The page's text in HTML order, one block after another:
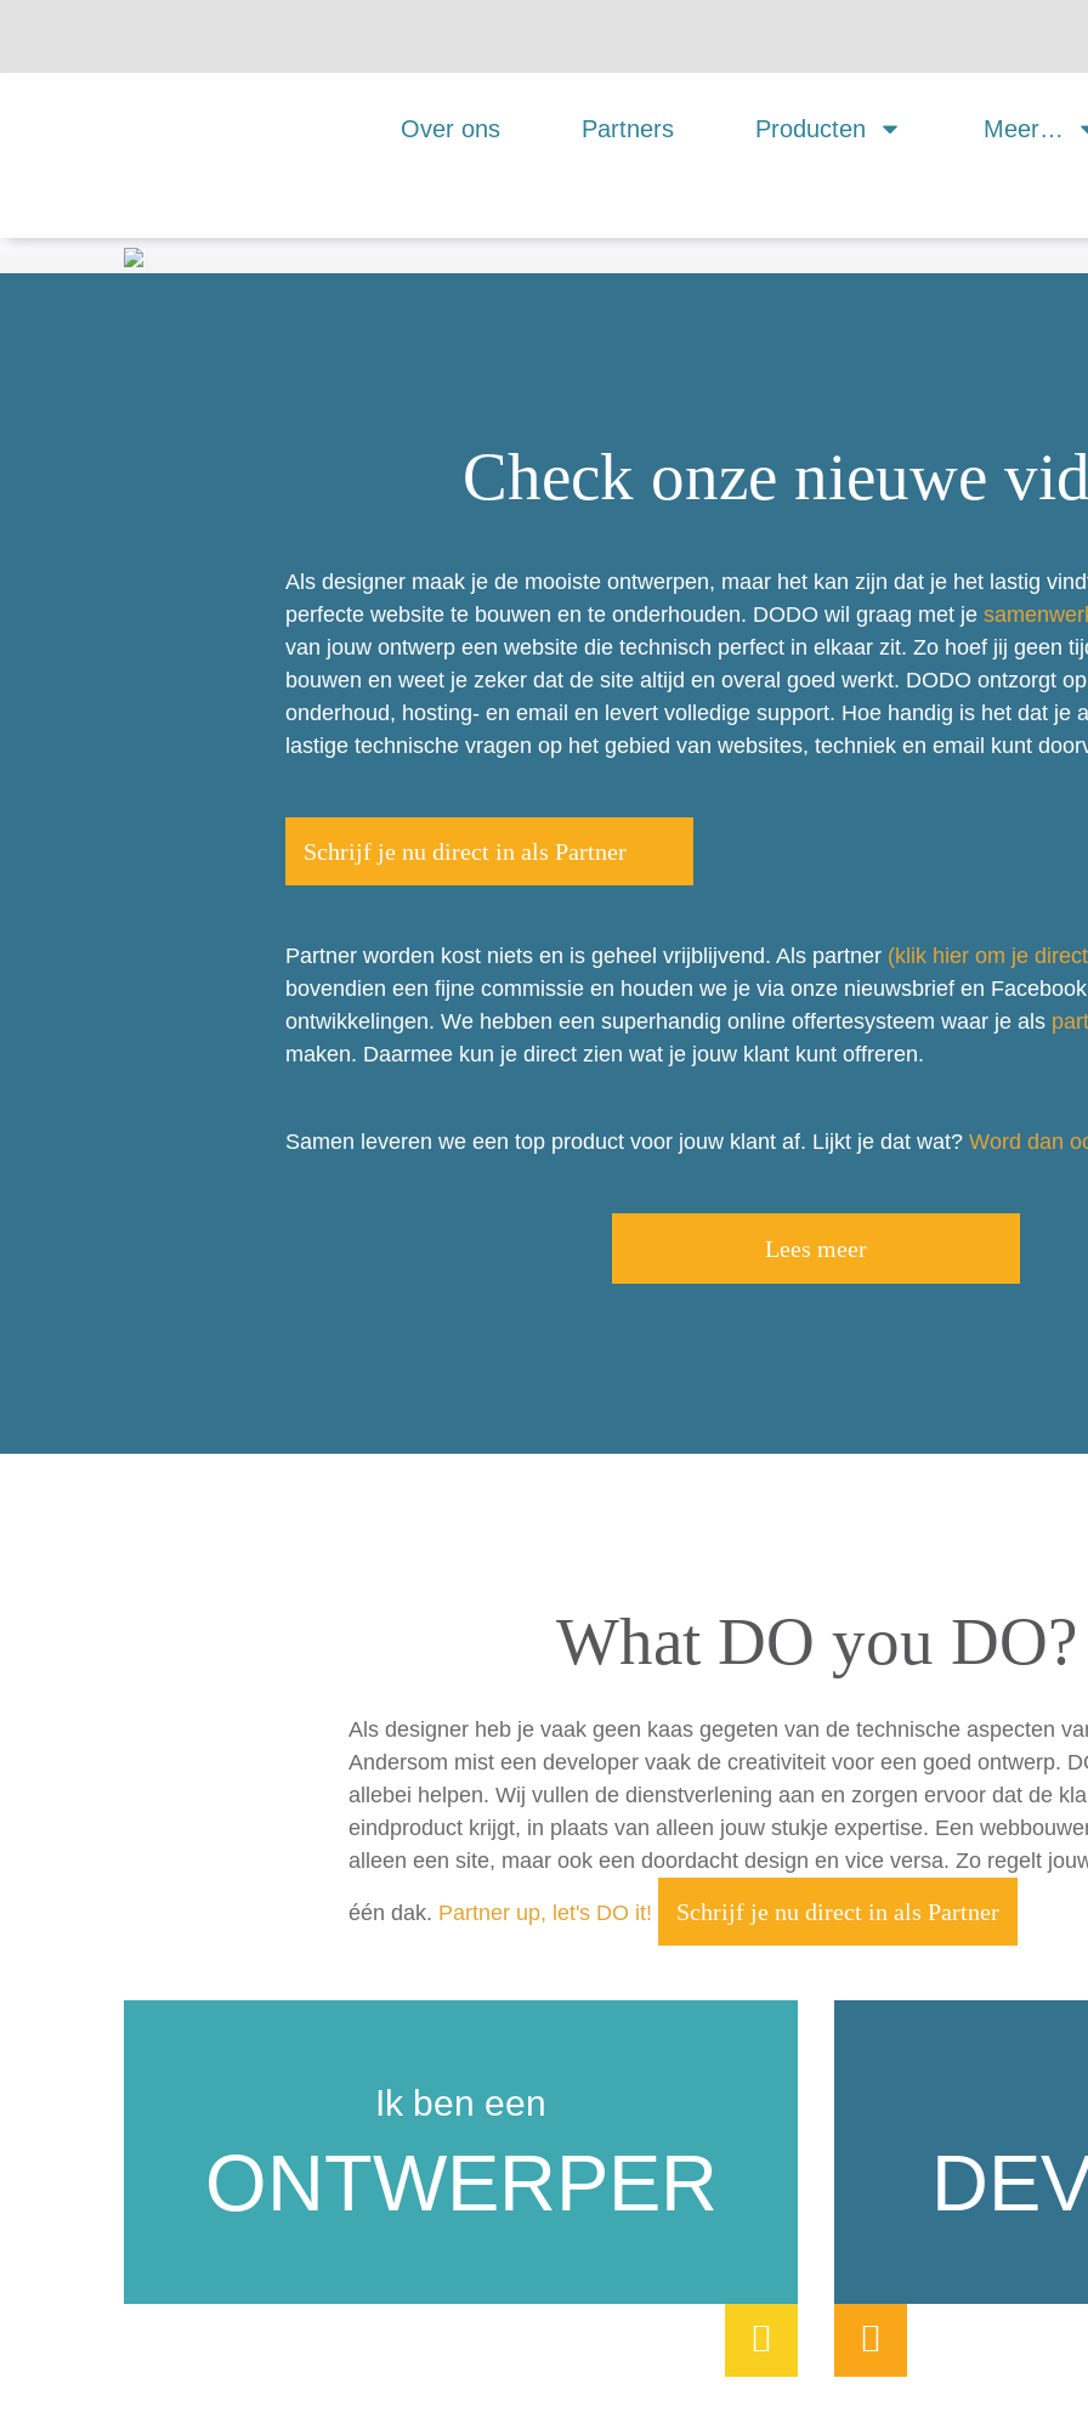
Over ons Partners Producten Meer…
optimaal inzetten
Check onze nieuwe
Als designer maak je de mooiste ontwerpen, maar het kan zijn dat je het lastig
perfecte website te bouwen en te onderhouden. DODO wil graag met je
van jouw ontwerp een website die technisch perfect in elkaar zit. Zo hoef jij geen
bouwen en weet je zeker dat de site altijd en overal goed werkt. DODO ontzorgt
onderhoud, hosting- en email en levert volledige support. Hoe handig is het dat je
lastige technische vragen op het gebied van websites, techniek en email kunt
Schrijf je nu direct in als Partner
Partner worden kost niets en is geheel vrijblijvend. Als partner (klik hier om je
bovendien een fijne commissie en houden we je via onze nieuwsbrief en
ontwikkelingen. We hebben een superhandig online offertesysteem waar je als
maken. Daarmee kun je direct zien wat je jouw klant kunt offreren.
Samen leveren we een top product voor jouw klant af. Lijkt je dat wat? Word dan
Lees meer
What DO you DO?
Als designer heb je vaak geen kaas gegeten van de technische aspecten
Andersom mist een developer vaak de creativiteit voor een goed ontwerp.
allebei helpen. Wij vullen de dienstverlening aan en zorgen ervoor dat de
eindproduct krijgt, in plaats van alleen jouw stukje expertise. Een
alleen een site, maar ook een doordacht design en vice versa. Zo regelt
één dak. Partner up, let's DO it! Schrijf je nu direct in als Partner
Ik ben een
ONTWERPER